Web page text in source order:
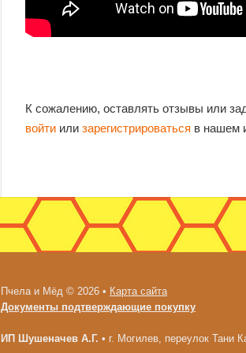
К сожалению, оставлять отзывы или
войти или зарегистрироваться в нашем
Пчела и Мёд © 2026 • Карта сайта
Документы подтверждающие покупку
ИП Шушеначев А.Г. • г. Могилев, переулок Тани